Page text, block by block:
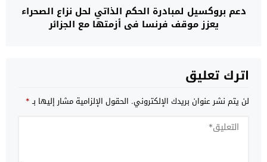
دعم بروكسيل لمبادرة الحكم الذاتي لحل نزاع الصحراء
يعزز موقف فرنسا في أزمتها مع الجزائر
اترك تعليق
لن يتم نشر عنوان بريدك الإلكتروني. الحقول الإلزامية مشار إليها بـ*